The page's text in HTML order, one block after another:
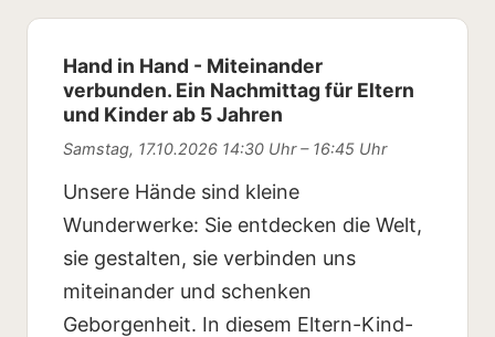
Hand in Hand - Miteinander
verbunden. Ein Nachmittag für Eltern
und Kinder ab 5 Jahren
Samstag, 17.10.2026 14:30 Uhr – 16:45 Uhr
Unsere Hände sind kleine
Wunderwerke: Sie entdecken die Welt,
sie gestalten, sie verbinden uns
miteinander und schenken
Geborgenheit. In diesem Eltern-Kind-